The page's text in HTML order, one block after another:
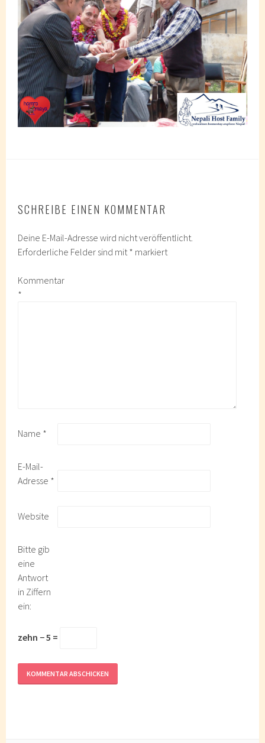
SCHREIBE EINEN KOMMENTAR
Deine E-Mail-Adresse wird nicht veröffentlicht.
Erforderliche Felder sind mit* markiert
Kommentar
*
Name *
E-Mail-
Adresse *
Website
Bitte gib
eine
Antwort
in Ziffern
ein:
zehn − 5 =